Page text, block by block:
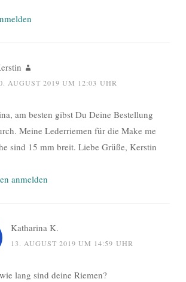
AUGUST 2019 UM 12:03 UHR
am besten gibst Du Deine Bestellung
Meine Lederriemen für die Make me
sind 15 mm breit. Liebe Grüße, Kerstin
anmelden
Katharina K.
13. AUGUST 2019 UM 14:59 UHR
lang sind deine Riemen?